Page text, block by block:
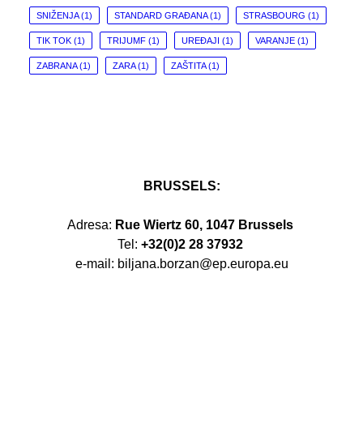
SNIŽENJA(1) STANDARD GRAĐANA(1) STRASBOURG (1)
TIK TOK (1) TRIJUMF (1) UREĐAJI (1) VARANJE (1)
ZABRANA(1) ZARA(1) ZAŠTITA(1)
BRUSSELS:
Adresa: Rue Wiertz 60, 1047 Brussels
Tel: +32(0)2 28 37932
e-mail: biljana.borzan@ep.europa.eu